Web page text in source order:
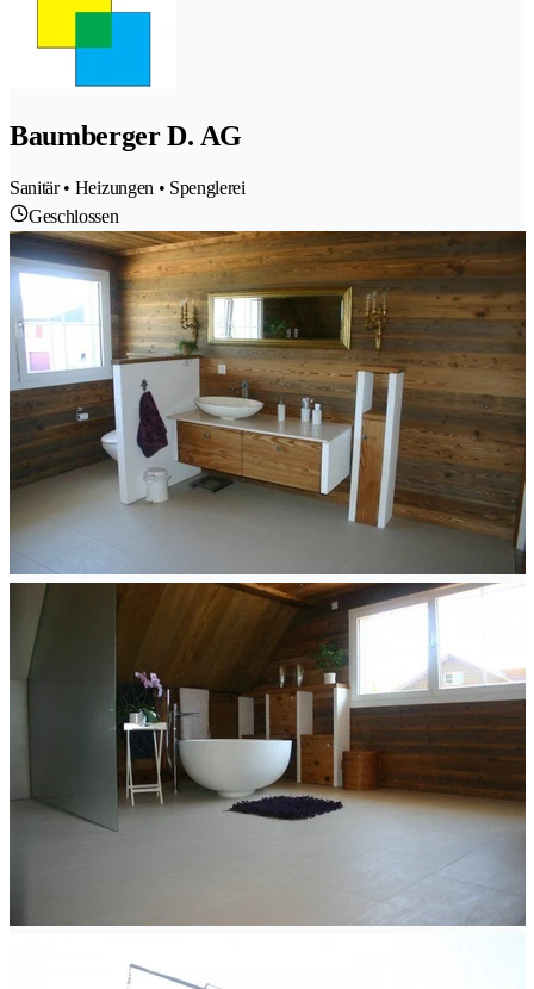
Baumberger D. AG
Sanitär • Heizungen • Spenglerei
Geschlossen